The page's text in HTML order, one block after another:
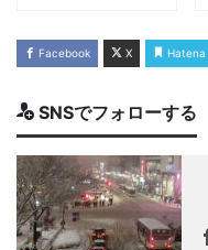
Facebook X Hatena
SNSでフォローする